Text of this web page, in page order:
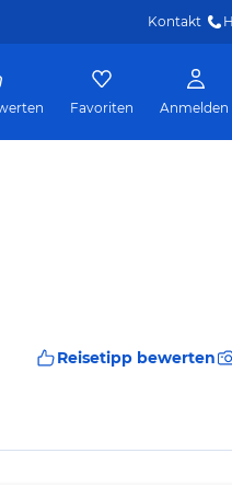
Kontakt
Favoriten Anmelden
Reisetipp bewerten